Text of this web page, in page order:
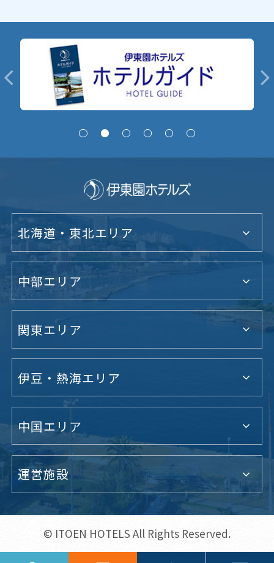
北海道・東北エリア
中部エリア
関東エリア
伊豆・熱海エリア
中国エリア
運営施設
© ITOEN HOTELS All Rights Reserved.